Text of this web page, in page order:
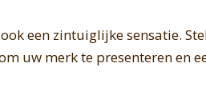
een zintuiglijke sensatie.
uw merk te presenteren